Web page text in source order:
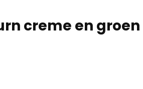
creme en groen